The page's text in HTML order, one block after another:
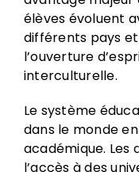
élèves évoluent
différents pays
l’ouverture
interculturelle.
Le système
dans le monde
académique. Les
l’accès à des